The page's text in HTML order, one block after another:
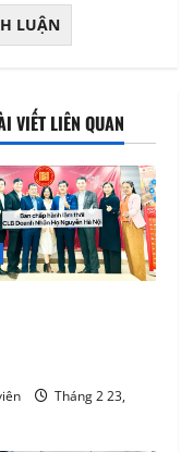
VIẾT LIÊN QUAN
Tháng 2 23,